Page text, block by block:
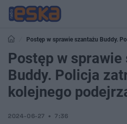
Postęp w sprawie szantażu Buddy.
podejrzanego
Postęp w sprawie
Buddy. Policja
kolejnego
2024-06-27 7:36